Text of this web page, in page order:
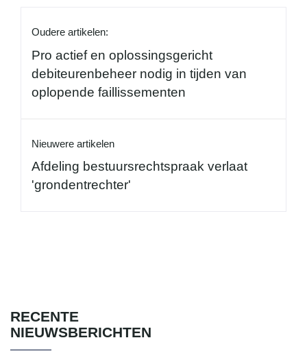
Oudere artikelen:
Pro actief en oplossingsgericht
debiteurenbeheer nodig in tijden van
oplopende faillissementen
Nieuwere artikelen
Afdeling bestuursrechtspraak verlaat
'grondentrechter'
RECENTE
NIEUWSBERICHTEN